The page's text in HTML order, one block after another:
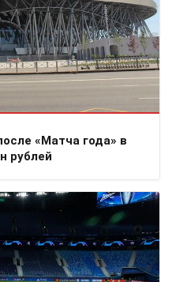
«Матча года» в
рублей